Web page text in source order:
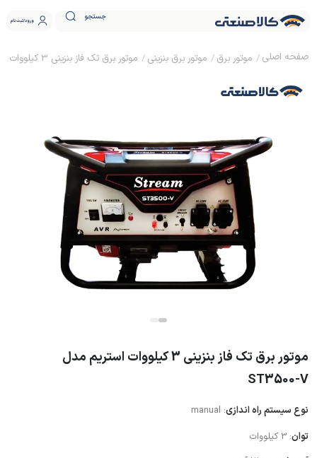
جستجو ورود ثبت نام
موتور برق موتور برق بنزینی موتور برق تک فاز بنزینی 3 کیلووات استریم مدل ST3500-V
موتور برق تک فاز بنزینی 3 کیلووات استریم مدل
ST3500-V
نوع سیستم راه اندازی: manual
توان: 3 کیلووات